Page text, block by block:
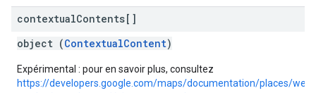
contextualContents[]
object (ContextualContent)
Expérimental : pour en savoir plus, consultez
https://developers.google.com/maps/documentation/places/web-